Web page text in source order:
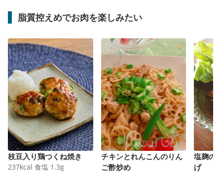
脂質控えめでお肉を楽しみたい
枝豆入り鶏つくね焼き
237kcal 食塩 1.3g
チキンとれんこんのりん
ご酢炒め
塩麹の
げ